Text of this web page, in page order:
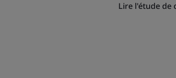
Lire l'étude de